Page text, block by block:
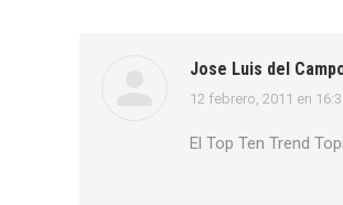
Jose Luis del
dice:
12 febrero, 2011 en
El Top Ten Trend